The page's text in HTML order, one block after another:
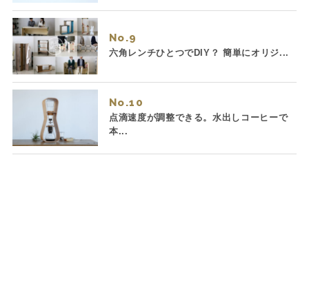
No.
六角レンチひとつでDIY？ 簡単にオリジ...
No.
点滴速度が調整できる。水出しコーヒーで
本...